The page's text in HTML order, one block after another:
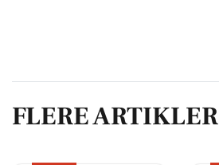
FLERE ARTIKLER